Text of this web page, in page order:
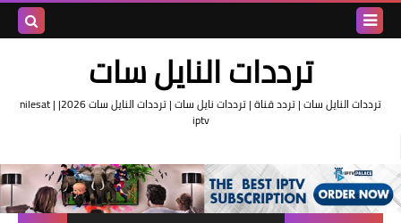
ترددات النايل سات
ترددات النايل سات | تردد قناة | ترددات نايل سات | ترددات النايل سات 2026| nilesat |
iptv